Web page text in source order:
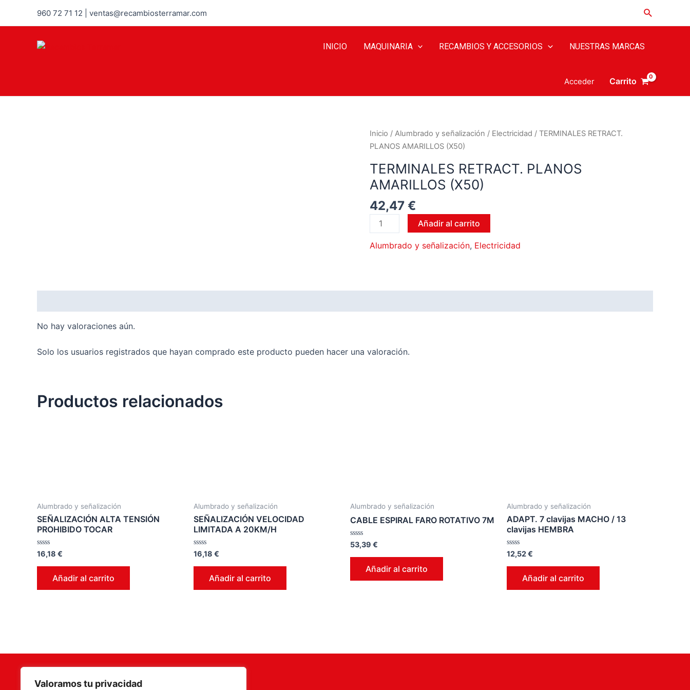
Valoramos tu privacidad
960 72 71 12 | ventas@recambiosterramar.com
INICIO MAQUINARIA RECAMBIOS Y ACCESORIOS NUESTRAS MARCAS
Acceder Carrito
Inicio / Alumbrado y señalización / Electricidad / TERMINALES RETRACT.
PLANOS AMARILLOS (X50)
TERMINALES RETRACT. PLANOS
AMARILLOS (X50)
42,47 €
Añadir al carrito
Alumbrado y señalización, Electricidad
No hay valoraciones aún.
Solo los usuarios registrados que hayan comprado este producto pueden hacer una valoración.
Productos relacionados
Alumbrado y señalización
SEÑALIZACIÓN ALTA TENSIÓN
PROHIBIDO TOCAR
Valorado
0
16,18 €
Añadir al carrito
Alumbrado y señalización
SEÑALIZACIÓN VELOCIDAD
LIMITADA A 20KM/H
Valorado
0
16,18 €
Añadir al carrito
Alumbrado y señalización
CABLE ESPIRAL FARO ROTATIVO 7M
Valorado
0
53,39 €
Añadir al carrito
Alumbrado y señalización
ADAPT. 7 clavijas MACHO / 13
clavijas HEMBRA
Valorado
0
12,52€
Añadir al carrito